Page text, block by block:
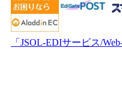
「JSOL-EDIサービス/